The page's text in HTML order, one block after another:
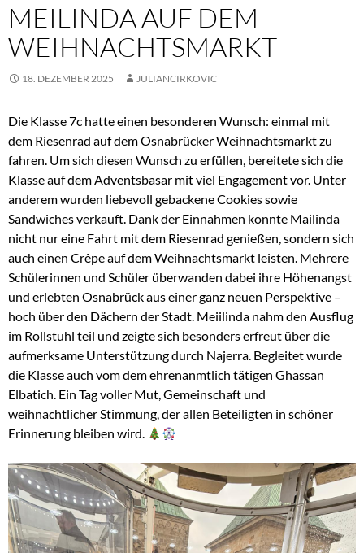
MEILINDA AUF DEM
WEIHNACHTSMARKT
18. DEZEMBER 2025 JULIANCIRKOVIC
Die Klasse 7c hatte einen besonderen Wunsch: einmal mit
dem Riesenrad auf dem Osnabrücker Weihnachtsmarkt zu
fahren. Um sich diesen Wunsch zu erfüllen, bereitete sich die
Klasse auf dem Adventsbasar mit viel Engagement vor. Unter
anderem wurden liebevoll gebackene Cookies sowie
Sandwiches verkauft. Dank der Einnahmen konnte Mailinda
nicht nur eine Fahrt mit dem Riesenrad genießen, sondern sich
auch einen Crêpe auf dem Weihnachtsmarkt leisten. Mehrere
Schülerinnen und Schüler überwanden dabei ihre Höhenangst
und erlebten Osnabrück aus einer ganz neuen Perspektive –
hoch über den Dächern der Stadt. Meiilinda nahm den Ausflug
im Rollstuhl teil und zeigte sich besonders erfreut über die
aufmerksame Unterstützung durch Najerra. Begleitet wurde
die Klasse auch vom dem ehrenanmtlich tätigen Ghassan
Elbatich. Ein Tag voller Mut, Gemeinschaft und
weihnachtlicher Stimmung, der allen Beteiligten in schöner
Erinnerung bleiben wird.